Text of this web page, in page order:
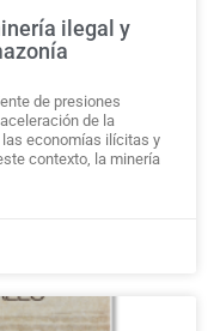
ilegal y
de presiones
de la
economías ilícitas y
contexto, la minería